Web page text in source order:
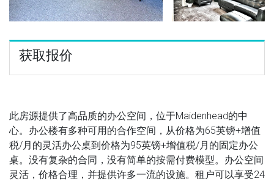
获取报价
此房源提供了高品质的办公空间，位于Maidenhead的中
心。办公楼有多种可用的合作空间，从价格为65英镑+增值
税/月的灵活办公桌到价格为95英镑+增值税/月的固定办公
桌。没有复杂的合同，没有简单的按需付费模型。办公空间
灵活，价格合理，并提供许多一流的设施。租户可以享受24